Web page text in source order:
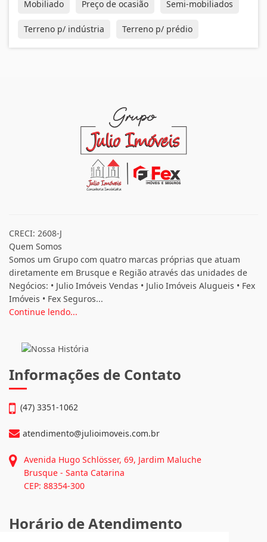
Mobiliado Preço de ocasião Semi-mobiliados
Terreno p/ indústria Terreno p/ prédio
CRECI: 2608-J
Quem Somos
Somos um Grupo com quatro marcas próprias que atuam
diretamente em Brusque e Região através das unidades de
Negócios: • Julio Imóveis Vendas • Julio Imóveis Alugueis • Fex
Imóveis • Fex Seguros...
Continue lendo...
Informações de Contato
(47) 3351-1062
atendimento@julioimoveis.com.br
Avenida Hugo Schlösser, 69, Jardim Maluche
Brusque - Santa Catarina
CEP: 88354-300
Horário de Atendimento